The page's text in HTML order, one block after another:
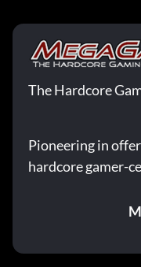
The Hardcore
Pioneering in
hardcore gamer-